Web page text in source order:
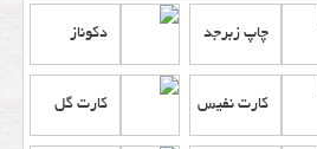
چاپ زبرجد دکوناز
کارت نفیس کارت گل